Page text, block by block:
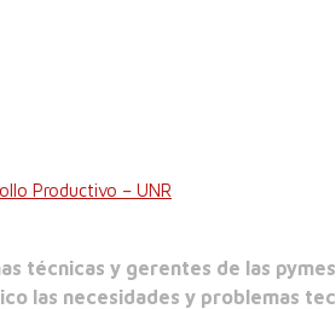
Productivo – UNR
técnicas y gerentes de las
las necesidades y problemas